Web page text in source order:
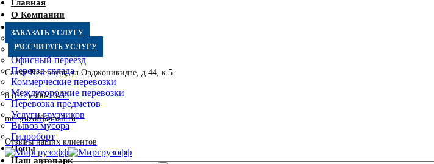
Главная
О Компании
Квартирный переезд
Дачный переезд
Офисный переезд
Переезд склада
Коммерческие перевозки
Междугородние перевозки
Перевозка предметов
Услуги грузчиков
Вывоз мусора
Гидроборт
Цены
Наш автопарк
ЗАКАЗАТЬ УСЛУГУ
РАССЧИТАТЬ УСЛУГУ
Санкт-Петербург, ул.Орджоникидзе, д.44, к.5
8 (812) 986-10-33
mirgruzoff@mail.ru
Отзывы наших клиентов